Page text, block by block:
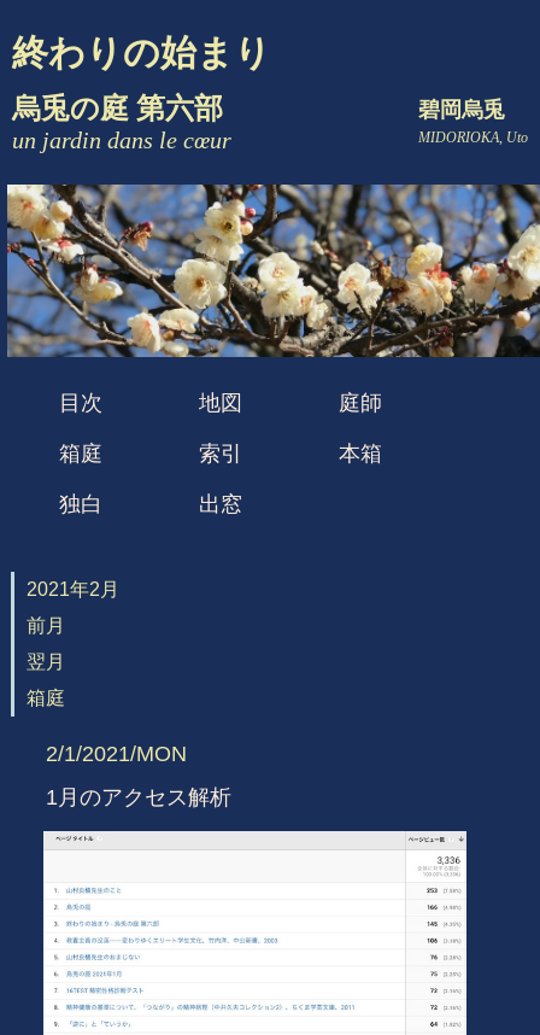
終わりの始まり
烏兎の庭 第六部
un jardin dans le cœur
碧岡烏兎
MIDORIOKA, Uto
目次 地図 庭師
箱庭 索引 本箱
独白 出窓
2021年2月
前月
翌月
箱庭
2/1/2021/MON
1月のアクセス解析